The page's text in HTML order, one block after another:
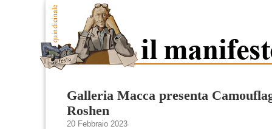
Galleria Macca presenta
Roshen
20 Febbraio 2023